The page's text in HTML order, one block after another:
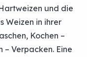
und die
Weizen in ihrer
Kochen –
– Verpacken. Eine